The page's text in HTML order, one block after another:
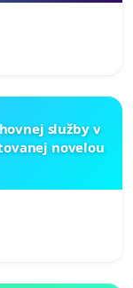
služby v
novelou